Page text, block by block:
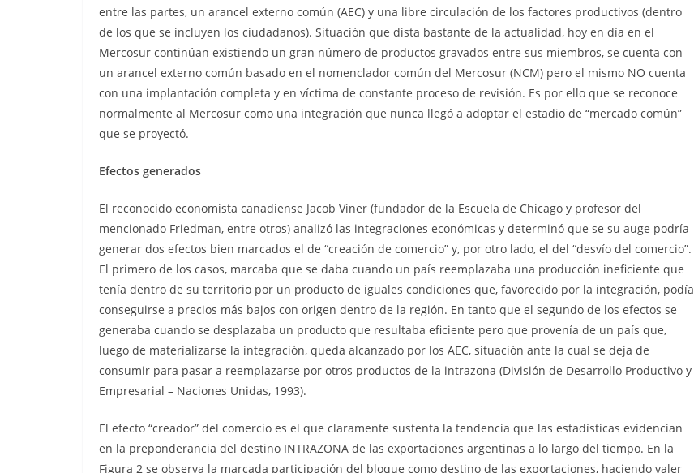
entre las partes, un arancel externo común (AEC) y una libre circulación de los factores productivos (dentro
de los que se incluyen los ciudadanos). Situación que dista bastante de la actualidad, hoy en día en el
Mercosur continúan existiendo un gran número de productos gravados entre sus miembros, se cuenta con
un arancel externo común basado en el nomenclador común del Mercosur (NCM) pero el mismo NO cuenta
con una implantación completa y en víctima de constante proceso de revisión. Es por ello que se reconoce
normalmente al Mercosur como una integración que nunca llegó a adoptar el estadio de “mercado común”
que se proyectó.
Efectos generados
El reconocido economista canadiense Jacob Viner (fundador de la Escuela de Chicago y profesor del
mencionado Friedman, entre otros) analizó las integraciones económicas y determinó que se su auge podría
generar dos efectos bien marcados el de “creación de comercio” y, por otro lado, el del “desvío del comercio”.
El primero de los casos, marcaba que se daba cuando un país reemplazaba una producción ineficiente que
tenía dentro de su territorio por un producto de iguales condiciones que, favorecido por la integración, podía
conseguirse a precios más bajos con origen dentro de la región. En tanto que el segundo de los efectos se
generaba cuando se desplazaba un producto que resultaba eficiente pero que provenía de un país que,
luego de materializarse la integración, queda alcanzado por los AEC, situación ante la cual se deja de
consumir para pasar a reemplazarse por otros productos de la intrazona (División de Desarrollo Productivo y
Empresarial – Naciones Unidas, 1993).
El efecto “creador” del comercio es el que claramente sustenta la tendencia que las estadísticas evidencian
en la preponderancia del destino INTRAZONA de las exportaciones argentinas a lo largo del tiempo. En la
Figura 2 se observa la marcada participación del bloque como destino de las exportaciones, haciendo valer